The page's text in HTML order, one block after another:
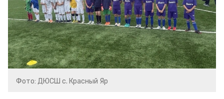
Фото: ДЮСШ с. Красный Яр